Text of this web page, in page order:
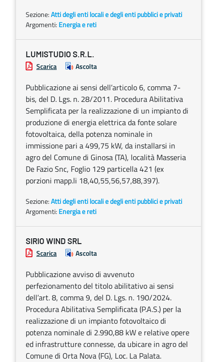
Sezione:Atti degli enti locali e degli enti pubblici e privati
Argomenti: Energia e reti
LUMISTUDIO S.R.L.
Scarica Ascolta
Pubblicazione ai sensi dell’articolo 6, comma 7-
bis, del D. Lgs. n. 28/2011. Procedura Abilitativa
Semplificata per la realizzazione di un impianto di
produzione di energia elettrica da fonte solare
fotovoltaica, della potenza nominale in
immissione pari a 499,75 kW, da installarsi in
agro del Comune di Ginosa (TA), località Masseria
De Fazio Snc, Foglio 129 particella 421 (ex
porzioni mapp.li 18,40,55,56,57,88,397).
Sezione:Atti degli enti locali e degli enti pubblici e privati
Argomenti: Energia e reti
SIRIO WIND SRL
Scarica Ascolta
Pubblicazione avviso di avvenuto
perfezionamento del titolo abilitativo ai sensi
dell’art. 8, comma 9, del D. Lgs. n. 190/2024.
Procedura Abilitativa Semplificata (P.A.S.) per la
realizzazione di un impianto fotovoltaico di
potenza nominale di 2.990,88 kW e relative opere
ed infrastrutture connesse, da ubicare in agro del
Comune di Orta Nova (FG), Loc. La Palata.